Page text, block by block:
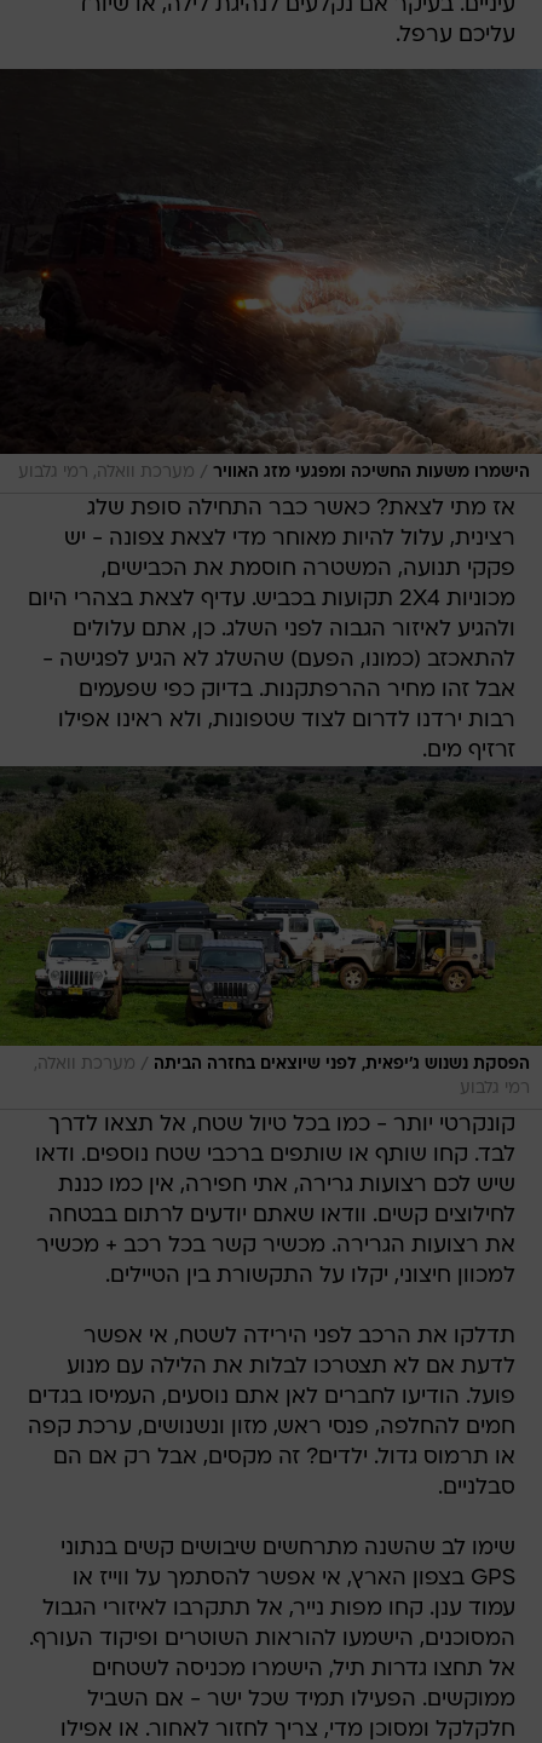
עיניים. בעיקר אם נקלעים לנהיגת לילה, או שיורד
עליכם ערפל.
הישמרו משעות החשיכה ומפגעי מזג האוויר / מערכת וואלה, רמי גלבוע
אז מתי לצאת? כאשר כבר התחילה סופת שלג
רצינית, עלול להיות מאוחר מדי לצאת צפונה - יש
פקקי תנועה, המשטרה חוסמת את הכבישים,
מכוניות 2X4 תקועות בכביש. עדיף לצאת בצהרי היום
ולהגיע לאיזור הגבוה לפני השלג. כן, אתם עלולים
להתאכזב (כמונו, הפעם) שהשלג לא הגיע לפגישה -
אבל זהו מחיר ההרפתקנות. בדיוק כפי שפעמים
רבות ירדנו לדרום לצוד שטפונות, ולא ראינו אפילו
זרזיף מים.
הפסקת נשנוש ג'יפאית, לפני שיוצאים בחזרה הביתה / מערכת וואלה,
רמי גלבוע
קונקרטי יותר - כמו בכל טיול שטח, אל תצאו לדרך
לבד. קחו שותף או שותפים ברכבי שטח נוספים. ודאו
שיש לכם רצועות גרירה, אתי חפירה, אין כמו כננת
לחילוצים קשים. וודאו שאתם יודעים לרתום בבטחה
את רצועות הגרירה. מכשיר קשר בכל רכב + מכשיר
למכוון חיצוני, יקלו על התקשורת בין הטיילים.
תדלקו את הרכב לפני הירידה לשטח, אי אפשר
לדעת אם לא תצטרכו לבלות את הלילה עם מנוע
פועל. הודיעו לחברים לאן אתם נוסעים, העמיסו בגדים
חמים להחלפה, פנסי ראש, מזון ונשנושים, ערכת קפה
או תרמוס גדול. ילדים? זה מקסים, אבל רק אם הם
סבלניים.
שימו לב שהשנה מתרחשים שיבושים קשים בנתוני
GPS בצפון הארץ, אי אפשר להסתמך על ווייז או
עמוד ענן. קחו מפות נייר, אל תתקרבו לאיזורי הגבול
המסוכנים, הישמעו להוראות השוטרים ופיקוד העורף.
אל תחצו גדרות תיל, הישמרו מכניסה לשטחים
ממוקשים. הפעילו תמיד שכל ישר - אם השביל
חלקלקל ומסוכן מדי, צריך לחזור לאחור. או אפילו